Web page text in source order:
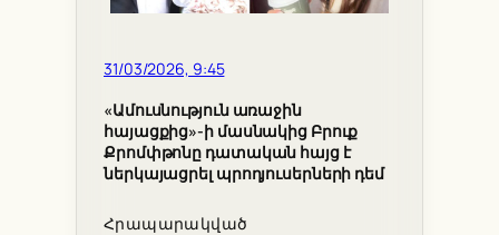
31/03/2026, 9:45
«Ամուսնություն առաջին
հայացքից»-ի մասնակից Բրուք
Քրոմփթոնը դատական հայց է
ներկայացրել պրոդյուսերների դեմ
Հրապարակված